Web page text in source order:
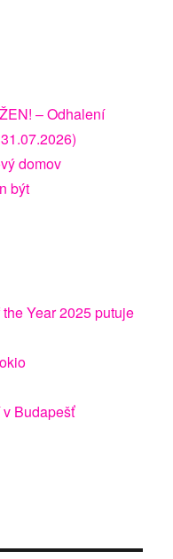
– Odhalení
domov
být
Year 2025 putuje
Budapešť